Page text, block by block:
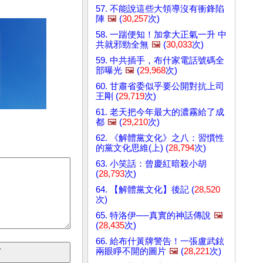
57. 不能說這些大領導沒有衝鋒陷
陣 🖼️ (30,257次)
58. 一踹便知！加拿大正氣一升 中
共就邪勁全無 🖼️ (30,033次)
59. 中共插手，布什家電話號碼全
部曝光 🖼️ (29,968次)
60. 甘肅省委似乎要公開對抗上司
王剛 (29,719次)
61. 老天把今年最大的濃霧給了成
都 🖼️ (29,210次)
62. 《解體黨文化》之八：習慣性
的黨文化思維(上) (28,794次)
63. 小笑話：曾慶紅暗殺小胡
(28,793次)
64. 【解體黨文化】後記 (28,520
次)
65. 特洛伊──真實的神話傳說 🖼️
(28,435次)
66. 給布什黃牌警告！一張盧武鉉
兩眼睜不開的圖片 🖼️ (28,221次)